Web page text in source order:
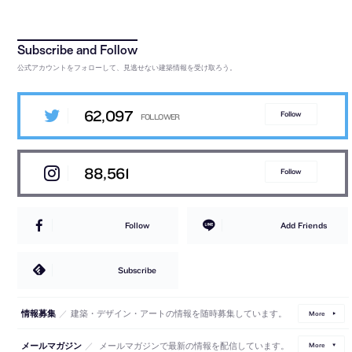
公式アカウントをフォローして、見逃せない建築情報を受け取ろう。
62,097 Follow
88,561 Follow
Follow Add Friends
Subscribe
情報募集 ／ 建築・デザイン・アートの情報を随時募集しています。 More
メールマガジン ／ メールマガジンで最新の情報を配信しています。 More